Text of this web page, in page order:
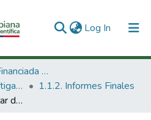
Log In (current)
1. Investigación Financiada con Recursos Públicos
1.1 Productos de investigación
1.1.2. Informes Finales
Caracterización molecular de genes involucrados en las respuestas de resistencia del café Coffea arabica a la roya del cafeto Hemileia vastatrix.